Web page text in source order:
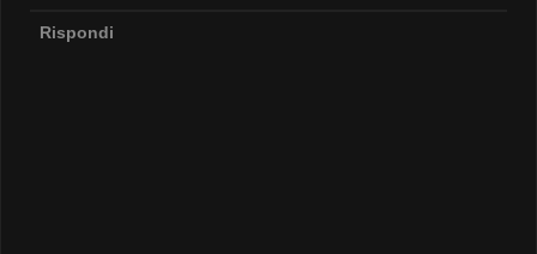
Rispondi